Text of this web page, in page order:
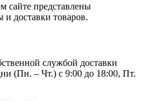
сайте представлены
и доставки товаров.
службой доставки
(Пн. – Чт.) с 9:00 до 18:00, Пт.